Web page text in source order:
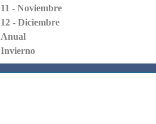
11 - Noviembre
12 - Diciembre
Anual
Invierno